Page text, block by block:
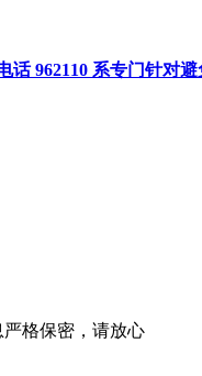
962110 系专门针对
格保密，请放心